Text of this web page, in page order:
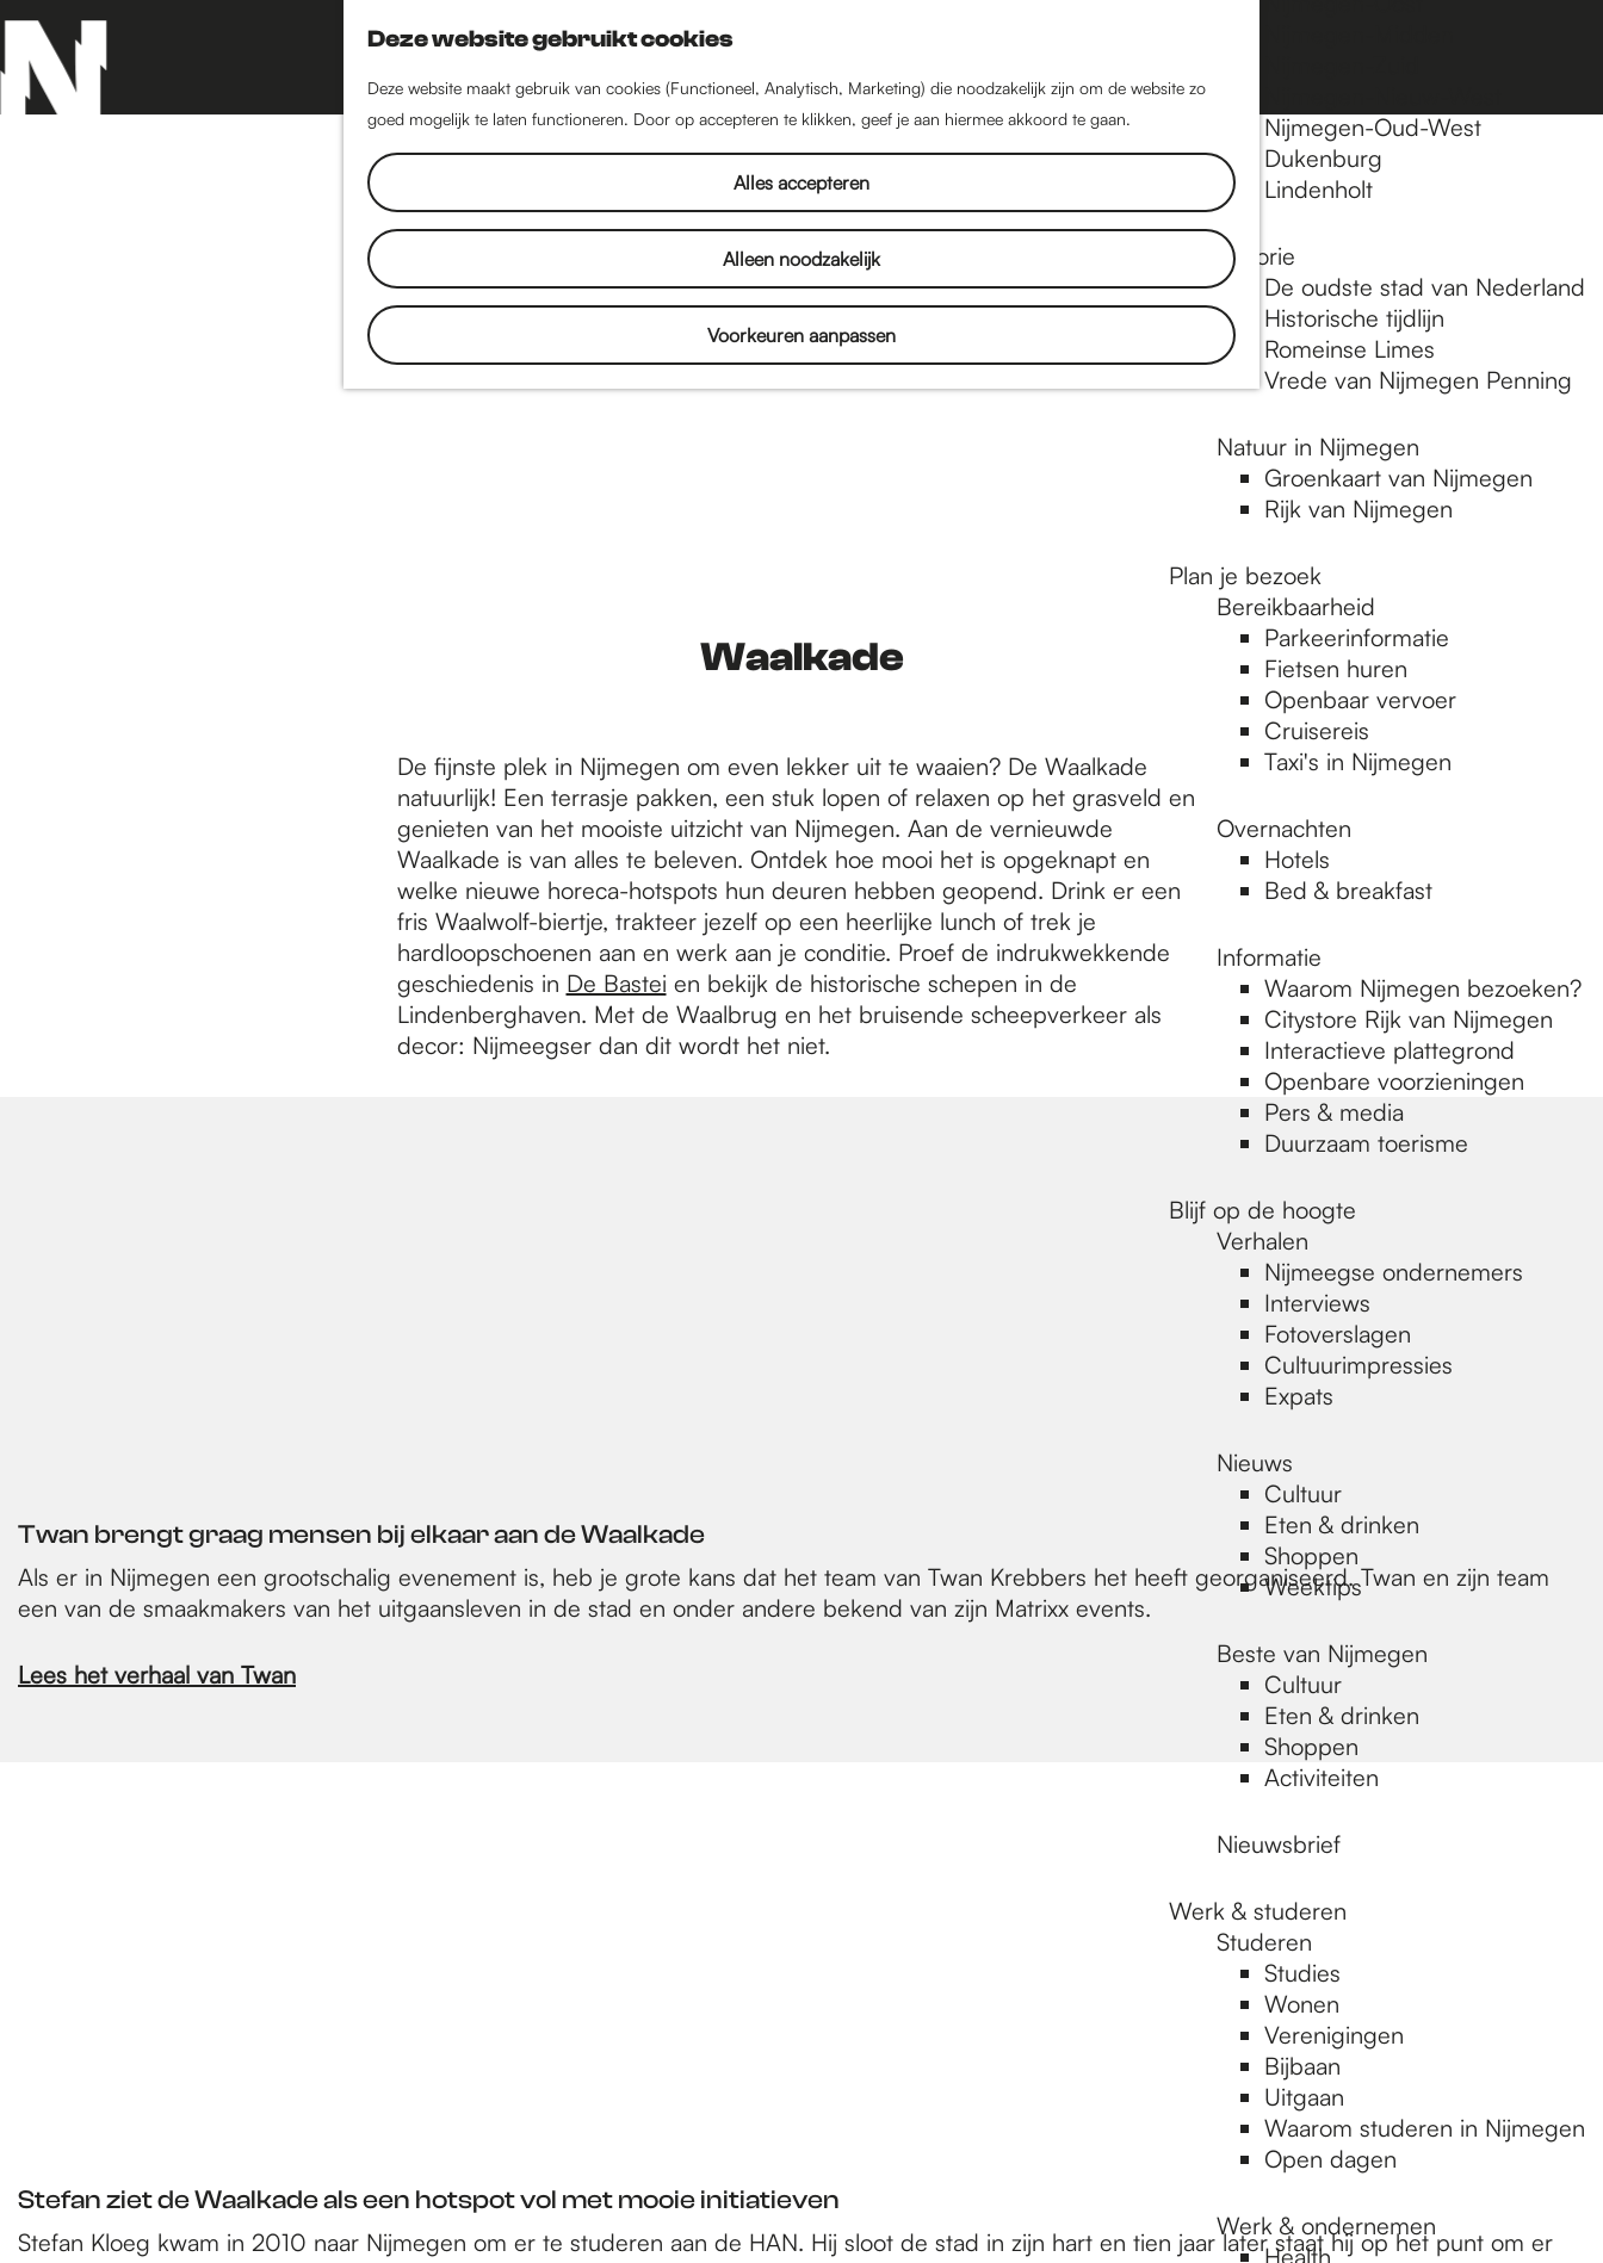
Deze website gebruikt cookies
Deze website maakt gebruik van cookies (Functioneel, Analytisch, Marketing) die noodzakelijk zijn om de website zo
goed mogelijk te laten functioneren. Door op accepteren te klikken, geef je aan hiermee akkoord te gaan.
Alles accepteren
Alleen noodzakelijk
Voorkeuren aanpassen
o
e
k
n
a
a
r
M
n
Nijmegen-Oud-West
Dukenburg
Lindenholt
Historie
De oudste stad van Nederland
Historische tijdlijn
Romeinse Limes
Vrede van Nijmegen Penning
Natuur in Nijmegen
Groenkaart van Nijmegen
Rijk van Nijmegen
Plan je bezoek
Bereikbaarheid
Parkeerinformatie
Fietsen huren
Openbaar vervoer
Cruisereis
Taxi's in Nijmegen
Overnachten
Hotels
Bed & breakfast
Informatie
Waarom Nijmegen bezoeken?
Citystore Rijk van Nijmegen
Interactieve plattegrond
Openbare voorzieningen
Pers & media
Duurzaam toerisme
Blijf op de hoogte
Verhalen
Nijmeegse ondernemers
Interviews
Fotoverslagen
Cultuurimpressies
Expats
Nieuws
Cultuur
Eten & drinken
Shoppen
Weektips
Beste van Nijmegen
Cultuur
Eten & drinken
Shoppen
Activiteiten
Nieuwsbrief
Werk & studeren
Studeren
Studies
Wonen
Verenigingen
Bijbaan
Uitgaan
Waarom studeren in Nijmegen
Open dagen
Werk & ondernemen
Health
Waalkade
De fijnste plek in Nijmegen om even lekker uit te waaien? De Waalkade
natuurlijk! Een terrasje pakken, een stuk lopen of relaxen op het grasveld en
genieten van het mooiste uitzicht van Nijmegen. Aan de vernieuwde
Waalkade is van alles te beleven. Ontdek hoe mooi het is opgeknapt en
welke nieuwe horeca-hotspots hun deuren hebben geopend. Drink er een
fris Waalwolf-biertje, trakteer jezelf op een heerlijke lunch of trek je
hardloopschoenen aan en werk aan je conditie. Proef de indrukwekkende
geschiedenis in De Bastei en bekijk de historische schepen in de
Lindenberghaven. Met de Waalbrug en het bruisende scheepverkeer als
decor: Nijmeegser dan dit wordt het niet.
Twan brengt graag mensen bij elkaar aan de Waalkade
Als er in Nijmegen een grootschalig evenement is, heb je grote kans dat het team van Twan Krebbers het heeft georganiseerd. Twan en zijn team
een van de smaakmakers van het uitgaansleven in de stad en onder andere bekend van zijn Matrixx events.
Lees het verhaal van Twan
Stefan ziet de Waalkade als een hotspot vol met mooie initiatieven
Stefan Kloeg kwam in 2010 naar Nijmegen om er te studeren aan de HAN. Hij sloot de stad in zijn hart en tien jaar later staat hij op het punt om er